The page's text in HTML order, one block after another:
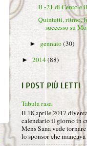
Il -21 di Cento e
Quintetti, ritmo,
successo su
► gennaio(30)
► 2014(88)
I POST PIÙ LETTI
Tabula rasa
Il 18 aprile 2017
calendario il giorno in
Mens Sana vede
lo sponsor che